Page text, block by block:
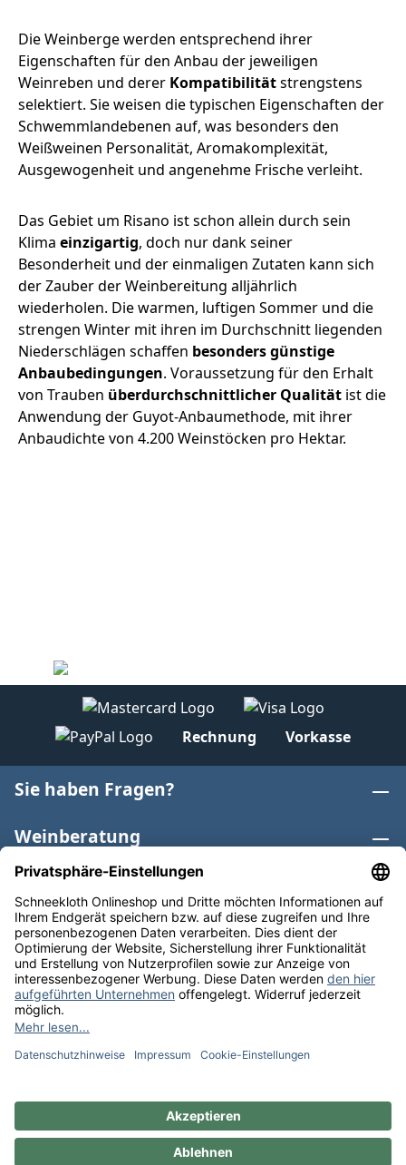
Die Weinberge werden entsprechend ihrer
Eigenschaften für den Anbau der jeweiligen
Weinreben und derer Kompatibilitätstrengstens
selektiert. Sie weisen die typischen Eigenschaften der
Schwemmlandebenen auf, was besonders den
Weißweinen Personalität, Aromakomplexität,
Ausgewogenheit und angenehme Frische verleiht.
Das Gebiet um Risano ist schon allein durch sein
Klima einzigartig, doch nur dank seiner
Besonderheit und der einmaligen Zutaten kann sich
der Zauber der Weinbereitung alljährlich
wiederholen. Die warmen, luftigen Sommer und die
strengen Winter mit ihren im Durchschnitt liegenden
Niederschlägen schaffen besonders günstige
Anbaubedingungen. Voraussetzung für den Erhalt
von Trauben überdurchschnittlicher Qualität ist die
Anwendung der Guyot-Anbaumethode, mit ihrer
Anbaudichte von 4.200 Weinstöcken pro Hektar.
Rechnung Vorkasse
Sie haben Fragen?
Weinberatung
Informationen
Weinkategorien
Internationaler Wein
* Alle Preise inkl. gesetzl. Mehrwertsteuer zzgl.
anders angegeben. Bioprodukte im Bio-Kontrollverfahren
** Kostenfreie Lieferung ab 75 € Bestellwert in DE. Werktags
versandfertig in 24h.